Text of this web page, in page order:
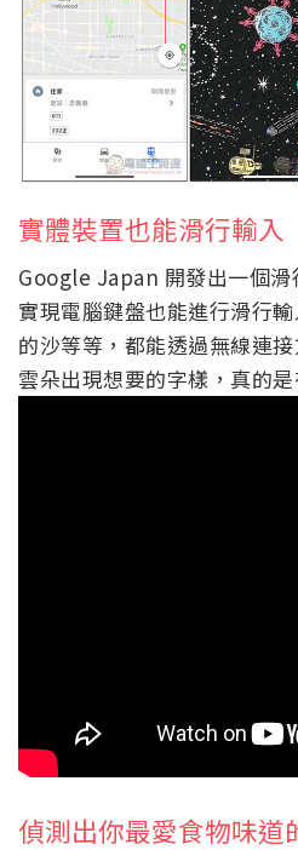
實體裝置也能滑行輸入
Google Japan 開發出一個
實現電腦鍵盤也能進行滑行
的沙等等，都能透過無線連
雲朵出現想要的字樣，真的是
偵測出你最愛食物味道